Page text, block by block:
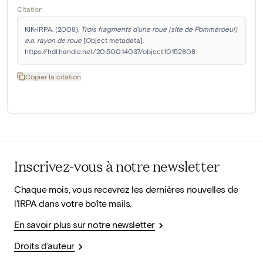
Citation
KIK-IRPA. (2008). Trois fragments d'une roue (site de Pommeroeul)
e.a. rayon de roue [Object metadata].
https://hdl.handle.net/20.500.14037/object.10152808
Copier la citation
Inscrivez-vous à notre newsletter
Chaque mois, vous recevrez les dernières nouvelles de
l'IRPA dans votre boîte mails.
En savoir plus sur notre newsletter
Droits d'auteur